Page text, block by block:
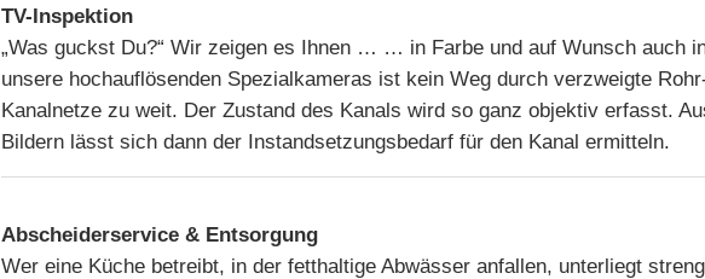
TV-Inspektion
„Was guckst Du?“ Wir zeigen es Ihnen … … in Farbe und auf Wunsch auch
unsere hochauflösenden Spezialkameras ist kein Weg durch verzweigte
Kanalnetze zu weit. Der Zustand des Kanals wird so ganz objektiv erfasst.
Bildern lässt sich dann der Instandsetzungsbedarf für den Kanal ermitteln.
Abscheiderservice & Entsorgung
Wer eine Küche betreibt, in der fetthaltige Abwässer anfallen, unterliegt